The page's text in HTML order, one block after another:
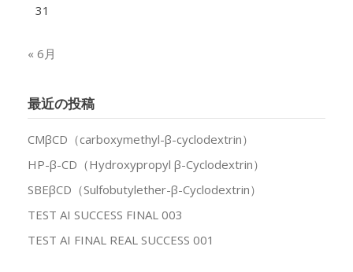
31
« 6月
最近の投稿
CMβCD（carboxymethyl-β-cyclodextrin）
HP-β-CD（Hydroxypropyl β-Cyclodextrin）
SBEβCD（Sulfobutylether-β-Cyclodextrin）
TEST AI SUCCESS FINAL 003
TEST AI FINAL REAL SUCCESS 001